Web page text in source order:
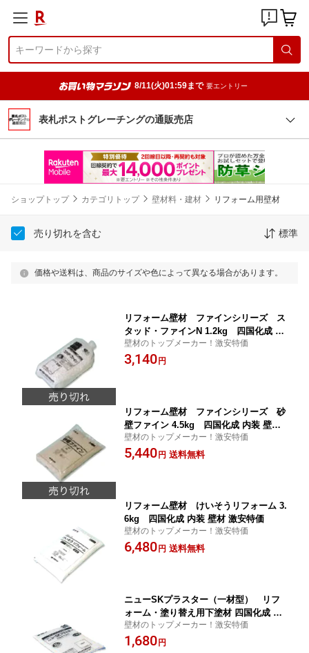
8/11(火)01:59まで 要エントリー
表札ポストグレーチングの通販売店
ショップトップ カテゴリトップ 壁材料・建材 リフォーム用壁材
売り切れを含む 標準
価格や送料は、商品のサイズや色によって異なる場合があります。
リフォーム壁材 ファインシリーズ ス
タッド・ファインN 1.2kg 四国化成 内
装 壁材 激安特価
壁材のトップメーカー！激安特価
3,140 円
リフォーム壁材 ファインシリーズ 砂
壁ファイン 4.5kg 四国化成 内装 壁材
激安特価
壁材のトップメーカー！激安特価
5,440 円 送料無料
リフォーム壁材 けいそうリフォーム 3.
6kg 四国化成 内装 壁材 激安特価
壁材のトップメーカー！激安特価
6,480 円 送料無料
ニューSKプラスター（一材型） リフ
ォーム・塗り替え用下塗材 四国化成 内
装 壁材 激安特価
壁材のトップメーカー！激安特価
1,680 円